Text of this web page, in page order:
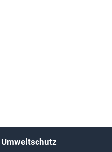
Umweltschutz